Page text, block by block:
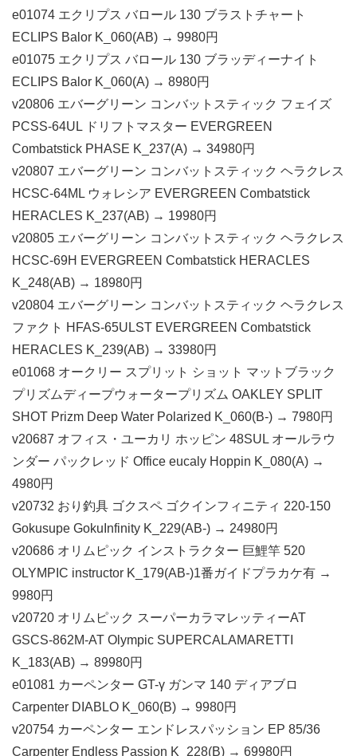
e01074 エクリプス バロール 130 ブラストチャート
ECLIPS Balor K_060(AB) → 9980円
e01075 エクリプス バロール 130 ブラッディーナイト
ECLIPS Balor K_060(A) → 8980円
v20806 エバーグリーン コンバットスティック フェイズ
PCSS-64UL ドリフトマスター EVERGREEN
Combatstick PHASE K_237(A) → 34980円
v20807 エバーグリーン コンバットスティック ヘラクレス
HCSC-64ML ウォレシア EVERGREEN Combatstick
HERACLES K_237(AB) → 19980円
v20805 エバーグリーン コンバットスティック ヘラクレス
HCSC-69H EVERGREEN Combatstick HERACLES
K_248(AB) → 18980円
v20804 エバーグリーン コンバットスティック ヘラクレス
ファクト HFAS-65ULST EVERGREEN Combatstick
HERACLES K_239(AB) → 33980円
e01068 オークリー スプリット ショット マットブラック
プリズムディープウォータープリズム OAKLEY SPLIT
SHOT Prizm Deep Water Polarized K_060(B-) → 7980円
v20687 オフィス・ユーカリ ホッピン 48SUL オールラウ
ンダー パックレッド Office eucaly Hoppin K_080(A) →
4980円
v20732 おり釣具 ゴクスペ ゴクインフィニティ 220-150
Gokusupe GokuInfinity K_229(AB-) → 24980円
v20686 オリムピック インストラクター 巨鯉竿 520
OLYMPIC instructor K_179(AB-)1番ガイドプラカケ有 →
9980円
v20720 オリムピック スーパーカラマレッティーAT
GSCS-862M-AT Olympic SUPERCALAMARETTI
K_183(AB) → 89980円
e01081 カーペンター GT-γ ガンマ 140 ディアブロ
Carpenter DIABLO K_060(B) → 9980円
v20754 カーペンター エンドレスパッション EP 85/36
Carpenter Endless Passion K_228(B) → 69980円